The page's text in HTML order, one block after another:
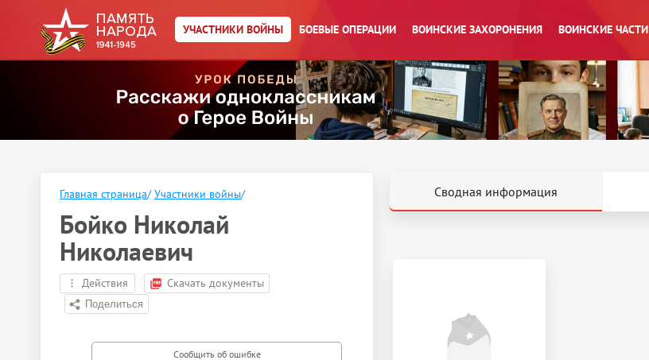
УЧАСТНИКИ ВОЙНЫ БОЕВЫЕ ОПЕРАЦИИ ВОИНСКИЕ ЗАХОРОНЕНИЯ ВОИНСКИЕ ЧАСТИ
Главная страница/ Участники войны/
Бойко Николай
Николаевич
Действия Скачать документы
Сводная информация